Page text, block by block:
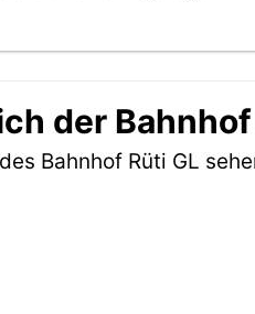
der Bahnhof
Bahnhof Rüti GL